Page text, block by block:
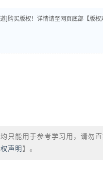
]购买版权！详情请至网页底部【版
只能用于参考学习用，请勿
声明 】。